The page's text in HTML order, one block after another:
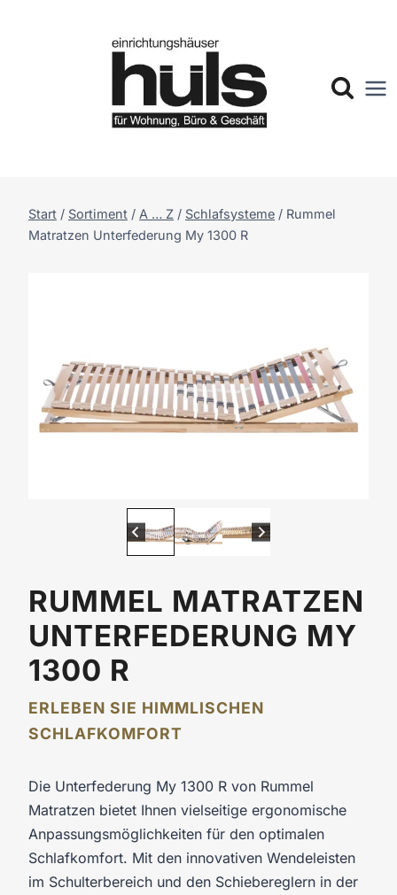
Start / Sortiment / A … Z / Schlafsysteme / Rummel
Matratzen Unterfederung My 1300 R
RUMMEL MATRATZEN
UNTERFEDERUNG MY
1300 R
ERLEBEN SIE HIMMLISCHEN
SCHLAFKOMFORT
Die Unterfederung My 1300 R von Rummel
Matratzen bietet Ihnen vielseitige ergonomische
Anpassungsmöglichkeiten für den optimalen
Schlafkomfort. Mit den innovativen Wendeleisten
im Schulterbereich und den Schiebereglern in der